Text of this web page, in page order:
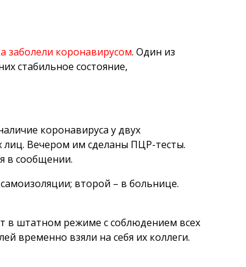
заболели коронавирусом. Один из
стабильное состояние,
коронавируса у двух
лиц. Вечером им сделаны ПЦР-тесты.
в сообщении.
второй – в больнице.
в штатном режиме с соблюдением всех
временно взяли на себя их коллеги.